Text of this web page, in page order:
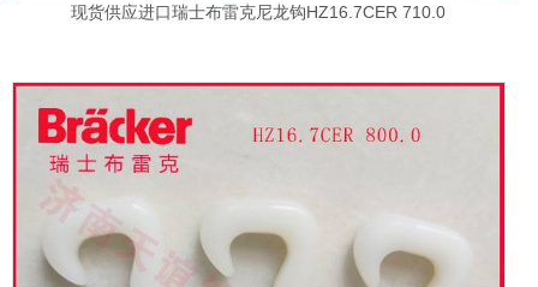
现货供应进口瑞士布雷克尼龙钩HZ16.7CER 710.0